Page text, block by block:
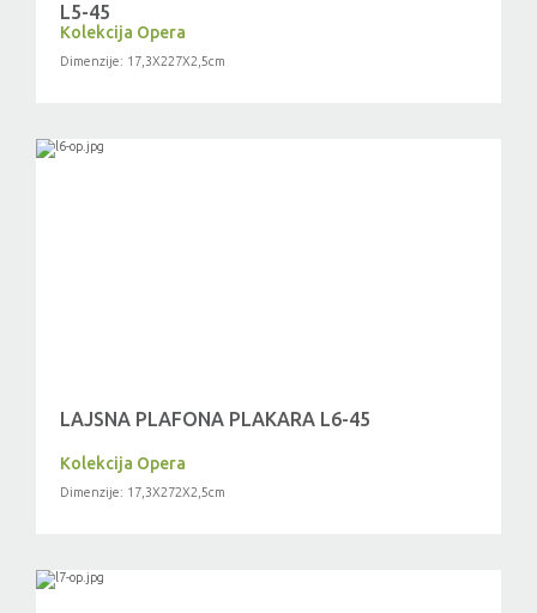
L5-45
Kolekcija Opera
Dimenzije: 17,3X227X2,5cm
LAJSNA PLAFONA PLAKARA L6-45
Kolekcija Opera
Dimenzije: 17,3X272X2,5cm